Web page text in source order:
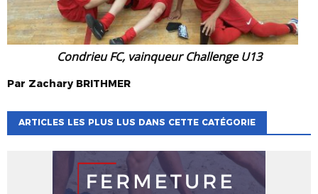
Condrieu FC, vainqueur Challenge U13
Par Zachary BRITHMER
ARTICLES LES PLUS LUS DANS CETTE CATÉGORIE